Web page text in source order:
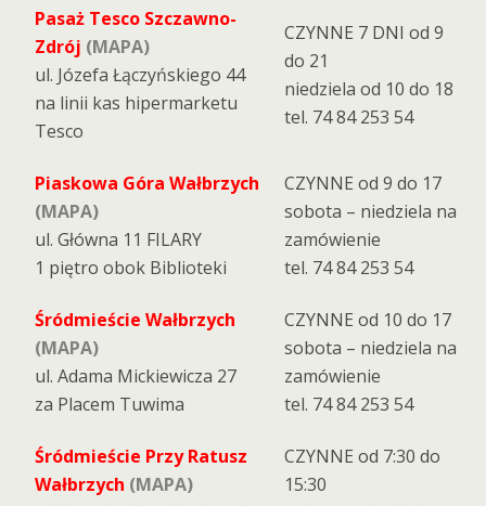
Pasaż Tesco Szczawno-
Zdrój (MAPA)
ul. Józefa Łączyńskiego 44
na linii kas hipermarketu
Tesco
CZYNNE 7 DNI od 9
do 21
niedziela od 10 do 18
tel. 74 84 253 54
Piaskowa Góra Wałbrzych
(MAPA)
ul. Główna 11 FILARY
1 piętro obok Biblioteki
CZYNNE od 9 do 17
sobota – niedziela na
zamówienie
tel. 74 84 253 54
Śródmieście Wałbrzych
(MAPA)
ul. Adama Mickiewicza 27
za Placem Tuwima
CZYNNE od 10 do 17
sobota – niedziela na
zamówienie
tel. 74 84 253 54
Śródmieście Przy Ratusz
Wałbrzych (MAPA)
CZYNNE od 7:30 do
15:30